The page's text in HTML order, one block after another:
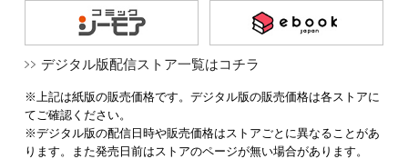
デジタル版配信ストア一覧はコチラ
※上記は紙版の販売価格です。デジタル版の販売価格は各ストアに
てご確認ください。
※デジタル版の配信日時や販売価格はストアごとに異なることがあ
ります。また発売日前はストアのページが無い場合があります。